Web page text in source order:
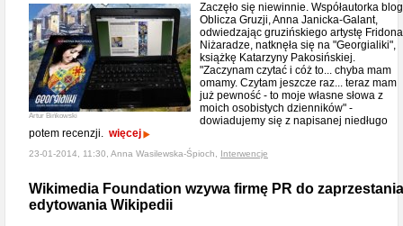
Artur Bińkowski
Zaczęło się niewinnie. Współautorka
Oblicza Gruzji, Anna Janicka-Galant,
odwiedzając gruzińskiego artystę Fridona
Niżaradze, natknęła się na "Georgialiki",
książkę Katarzyny Pakosińskiej.
"Zaczynam czytać i cóż to... chyba mam
omamy. Czytam jeszcze raz... teraz mam
już pewność - to moje własne słowa z
moich osobistych dzienników" -
dowiadujemy się z napisanej niedługo
potem recenzji. więcej
23-01-2014, 11:30, Anna Wasilewska-Śpioch, Interwencje
Wikimedia Foundation wzywa firmę PR do zaprzestania
edytowania Wikipedii